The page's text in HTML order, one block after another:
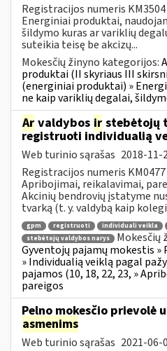
Registracijos numeris
Energiniai produktai,
šildymo kuras ar variklių
suteikia teisę be akcizų...
Mokesčių žinyno kategorijos:
produktai (II skyriaus III
(energiniai produktai) »
ne kaip variklių degalai,
Ar valdybos ir stebėtojų
registruoti individualią
Web turinio sąrašas 2018-11-
Registracijos numeris
Apribojimai, reikalavimai,
Akcinių bendrovių įstatyme
tvarką (t. y. valdybą kaip
gpm registruoti individuali veikla
stebėtojų valdybos narys
Mokesčių
Gyventojų pajamų mokestis »
» Individualią veiklą pagal
pajamos (10, 18, 22, 23, »
pareigos
Pelno mokesčio prievolė
asmenims
Web turinio sąrašas 2021-06-